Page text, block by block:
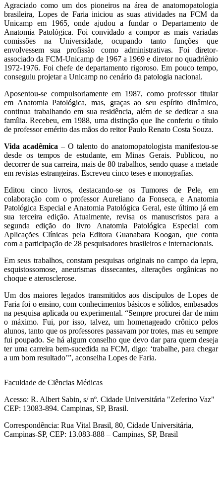
Agraciado como um dos pioneiros na área de anatomopatologia
brasileira, Lopes de Faria iniciou as suas atividades na FCM da
Unicamp em 1965, onde ajudou a fundar o Departamento de
Anatomia Patológica. Foi convidado a compor as mais variadas
comissões na Universidade, ocupando tanto funções que
envolvessem sua profissão como administrativas. Foi diretor-
associado da FCM-Unicamp de 1967 a 1969 e diretor no quadriênio
1972-1976. Foi chefe de departamento rigoroso. Em pouco tempo,
conseguiu projetar a Unicamp no cenário da patologia nacional.
Aposentou-se compulsoriamente em 1987, como professor titular
em Anatomia Patológica, mas, graças ao seu espírito dinâmico,
continua trabalhando em sua residência, além de se dedicar a sua
família. Recebeu, em 1988, uma distinção que lhe conferiu o título
de professor emérito das mãos do reitor Paulo Renato Costa Souza.
Vida acadêmica – O talento do anatomopatologista manifestou-se
desde os tempos de estudante, em Minas Gerais. Publicou, no
decorrer de sua carreira, mais de 80 trabalhos, sendo quase a metade
em revistas estrangeiras. Escreveu cinco teses e monografias.
Editou cinco livros, destacando-se os Tumores de Pele, em
colaboração com o professor Aureliano da Fonseca, e Anatomia
Patológica Especial e Anatomia Patológica Geral, este último já em
sua terceira edição. Atualmente, revisa os manuscristos para a
segunda edição do livro Anatomia Patológica Especial com
Aplicações Clínicas pela Editora Guanabara Koogan, que conta
com a participação de 28 pesquisadores brasileiros e internacionais.
Em seus trabalhos, constam pesquisas originais no campo da lepra,
esquistossomose, aneurismas dissecantes, alterações orgânicas no
choque e aterosclerose.
Um dos maiores legados transmitidos aos discípulos de Lopes de
Faria foi o ensino, com conhecimentos básicos e sólidos, embasados
na pesquisa aplicada ou experimental. “Sempre procurei dar de mim
o máximo. Fui, por isso, talvez, um homenageado crônico pelos
alunos, tanto que os professores passavam por trotes, mas eu sempre
fui poupado. Se há algum conselho que devo dar para quem deseja
ter uma carreira bem-sucedida na FCM, digo: ‘trabalhe, para chegar
a um bom resultado’”, aconselha Lopes de Faria.
Faculdade de Ciências Médicas
Acesso: R. Albert Sabin, s/ nº. Cidade Universitária "Zeferino Vaz"
CEP: 13083-894. Campinas, SP, Brasil.
Correspondência: Rua Vital Brasil, 80, Cidade Universitária,
Campinas-SP, CEP: 13.083-888 – Campinas, SP, Brasil